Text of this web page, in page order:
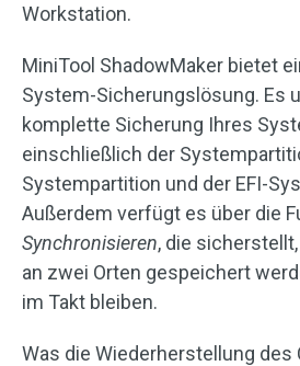
Workstation.
MiniTool ShadowMaker bietet
System-Sicherungslösung. Es
komplette Sicherung Ihres
einschließlich der
Systempartition und der EFI-
Außerdem verfügt es über die
Synchronisieren, die
an zwei Orten gespeichert
im Takt bleiben.
Was die Wiederherstellung